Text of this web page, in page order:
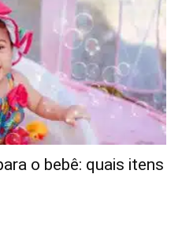
o bebê: quais itens